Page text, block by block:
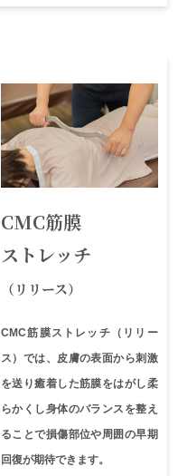
CMC筋膜
ストレッチ
（リリース）
CMC筋膜ストレッチ（リリー
ス）では、皮膚の表面から刺激
を送り癒着した筋膜をはがし柔
らかくし身体のバランスを整え
ることで損傷部位や周囲の早期
回復が期待できます。